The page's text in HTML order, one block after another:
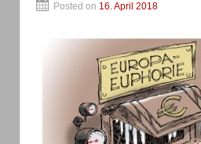
Posted on 16. April 2018